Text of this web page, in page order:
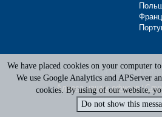
Terms of Service
Адреса наших офисов|
We have placed cookies on your computer
We use Google Analytics and APServer
cookies. By using of our website,
Do not show this